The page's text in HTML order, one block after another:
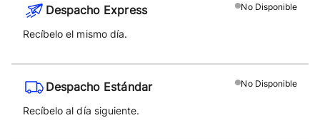
No Disponible
Despacho Express
Recíbelo el mismo día.
No Disponible
Despacho Estándar
Recíbelo al día siguiente.